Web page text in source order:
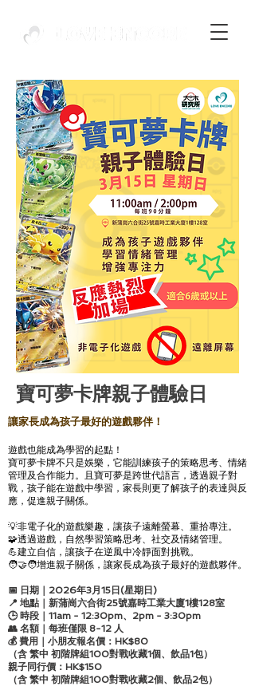
寶可夢卡牌親子體驗日
讓家長成為孩子最好的遊戲夥伴！
遊戲也能成為學習的起點！
寶可夢卡牌不只是娛樂，它能訓練孩子的策略思考、情緒
管理及合作能力。且寶可夢是跨世代語言，透過親子對
戰，孩子能在遊戲中學習，家長則更了解孩子的表達與反
應，促進親子關係。
💡非電子化的遊戲樂趣，讓孩子遠離螢幕、重拾專注。
🧩透過遊戲，自然學習策略思考、社交及情緒管理。
💪建立自信，讓孩子在逆風中冷靜面對挑戰。
🧑‍🤝‍🧑增進親子關係，讓家長成為孩子最好的遊戲夥伴。
📅 日期｜2026年3月15日(星期日)
📍 地點｜新蒲崗六合街25號嘉時工業大廈1樓128室
🕒 時段｜11am - 12:30pm、2pm - 3:30pm
👥 名額｜每班僅限 8-12 人
💰 費用｜小朋友報名價：HK$80
（含 繁中 初階牌組100對戰收藏1個、飲品1包）
親子同行價：HK$150
（含 繁中 初階牌組100對戰收藏2個、飲品2包）